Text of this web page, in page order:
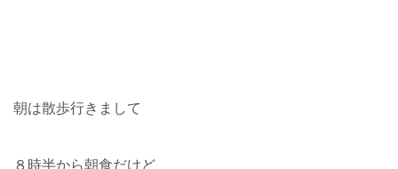
朝は散歩行きまして
８時半から朝食だけど